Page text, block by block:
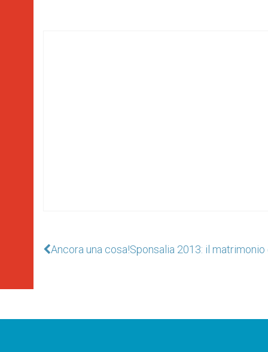
Ancora una cosa!Sponsalia 2013: il